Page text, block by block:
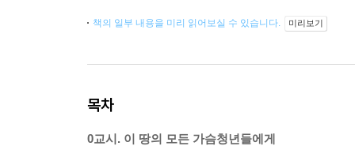
책의 일부 내용을 미리 읽어보실 수 있습니다. 미리보기
목차
0교시. 이 땅의 모든 가슴청년들에게